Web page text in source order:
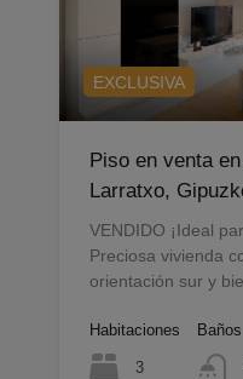
EXCLUSIVA
Piso en venta
Larratxo,
VENDIDO ¡Ideal
Preciosa vivienda
orientación sur y
Habitaciones
3
Baños